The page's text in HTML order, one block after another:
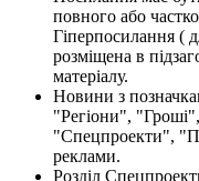
повного або
Гіперпосилання (
розміщена в
матеріалу.
Новини з
"Регіони",
"Спецпроекти",
реклами.
Розділ